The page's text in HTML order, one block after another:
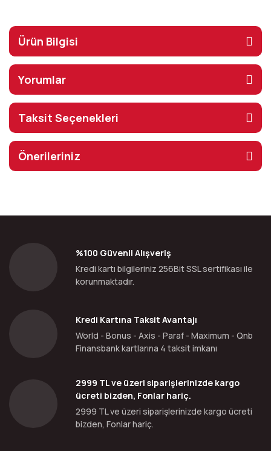
Ürün Bilgisi
Yorumlar
Taksit Seçenekleri
Önerileriniz
%100 Güvenli Alışveriş
Kredi kartı bilgileriniz 256Bit SSL sertifikası ile
korunmaktadır.
Kredi Kartına Taksit Avantajı
World - Bonus - Axis - Paraf - Maximum - Qnb
Finansbank kartlarına 4 taksit imkanı
2999 TL ve üzeri siparişlerinizde kargo
ücreti bizden, Fonlar hariç.
2999 TL ve üzeri siparişlerinizde kargo ücreti
bizden, Fonlar hariç.